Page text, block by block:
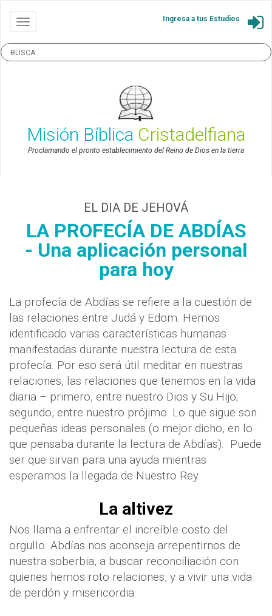
Ingresa a tus Estudios
Misión Bíblica Cristadelfiana
Proclamando el pronto establecimiento del Reino de Dios en la tierra
EL DIA DE JEHOVÁ
LA PROFECÍA DE ABDÍAS
- Una aplicación personal
para hoy
La profecía de Abdías se refiere a la cuestión de
las relaciones entre Judá y Edom. Hemos
identificado varias características humanas
manifestadas durante nuestra lectura de esta
profecía. Por eso será útil meditar en nuestras
relaciones, las relaciones que tenemos en la vida
diaria – primero, entre nuestro Dios y Su Hijo;
segundo, entre nuestro prójimo. Lo que sigue son
pequeñas ideas personales (o mejor dicho, en lo
que pensaba durante la lectura de Abdías). Puede
ser que sirvan para una ayuda mientras
esperamos la llegada de Nuestro Rey.
La altivez
Nos llama a enfrentar el increíble costo del
orgullo. Abdías nos aconseja arrepentirnos de
nuestra soberbia, a buscar reconciliación con
quienes hemos roto relaciones, y a vivir una vida
de perdón y misericordia.